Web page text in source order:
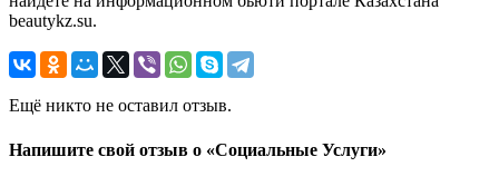
beautykz.su.
Ещё никто не оставил отзыв.
Напишите свой отзыв о «Социальные Услуги»